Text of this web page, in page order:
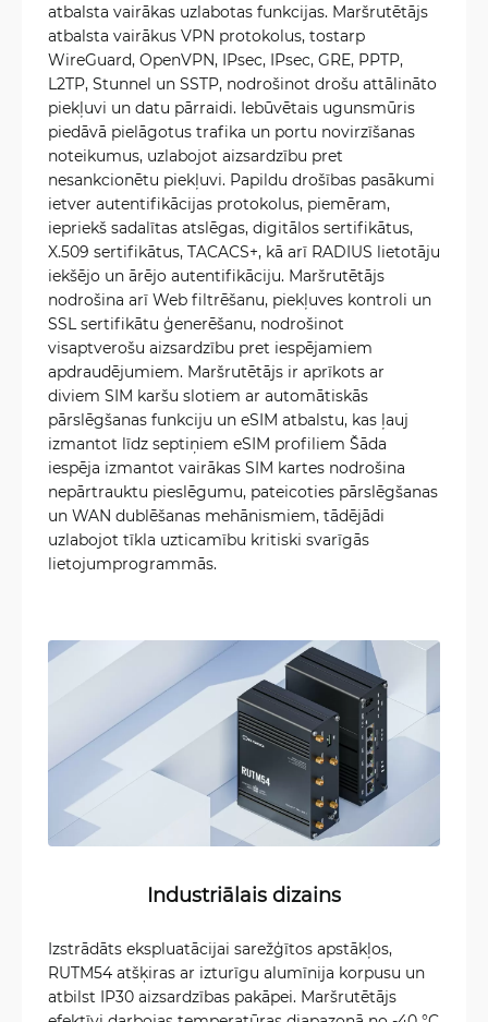
atbalsta vairākas uzlabotas funkcijas. Maršrutētājs
atbalsta vairākus VPN protokolus, tostarp
WireGuard, OpenVPN, IPsec, IPsec, GRE, PPTP,
L2TP, Stunnel un SSTP, nodrošinot drošu attālināto
piekļuvi un datu pārraidi. Iebūvētais ugunsmūris
piedāvā pielāgotus trafika un portu novirzīšanas
noteikumus, uzlabojot aizsardzību pret
nesankcionētu piekļuvi. Papildu drošības pasākumi
ietver autentifikācijas protokolus, piemēram,
iepriekš sadalītas atslēgas, digitālos sertifikātus,
X.509 sertifikātus, TACACS+, kā arī RADIUS lietotāju
iekšējo un ārējo autentifikāciju. Maršrutētājs
nodrošina arī Web filtrēšanu, piekļuves kontroli un
SSL sertifikātu ģenerēšanu, nodrošinot
visaptverošu aizsardzību pret iespējamiem
apdraudējumiem. Maršrutētājs ir aprīkots ar
diviem SIM karšu slotiem ar automātiskās
pārslēgšanas funkciju un eSIM atbalstu, kas ļauj
izmantot līdz septiņiem eSIM profiliem Šāda
iespēja izmantot vairākas SIM kartes nodrošina
nepārtrauktu pieslēgumu, pateicoties pārslēgšanas
un WAN dublēšanas mehānismiem, tādējādi
uzlabojot tīkla uzticamību kritiski svarīgās
lietojumprogrammās.
Industriālais dizains
Izstrādāts ekspluatācijai sarežģītos apstākļos,
RUTM54 atšķiras ar izturīgu alumīnija korpusu un
atbilst IP30 aizsardzības pakāpei. Maršrutētājs